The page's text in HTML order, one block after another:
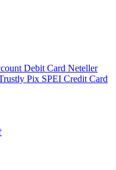
Debit Card Neteller
Pix SPEI Credit Card